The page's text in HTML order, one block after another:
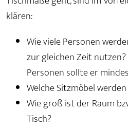
klären:
Wie viele Personen
zur gleichen Zeit
Personen sollte er
Welche Sitzmöbel
Wie groß ist der Raum
Tisch?